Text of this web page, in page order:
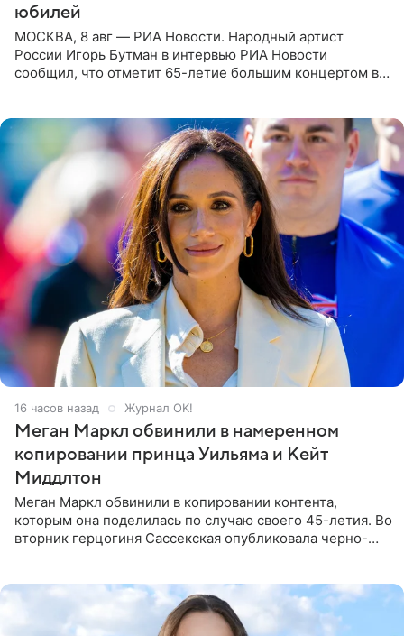
юбилей
МОСКВА, 8 авг — РИА Новости. Народный артист
России Игорь Бутман в интервью РИА Новости
сообщил, что отметит 65-летие большим концертом в
16 часов назад Журнал OK!
Меган Маркл обвинили в намеренном
копировании принца Уильяма и Кейт
Миддлтон
Меган Маркл обвинили в копировании контента,
которым она поделилась по случаю своего 45-летия. Во
вторник герцогиня Сассекская опубликовала черно-